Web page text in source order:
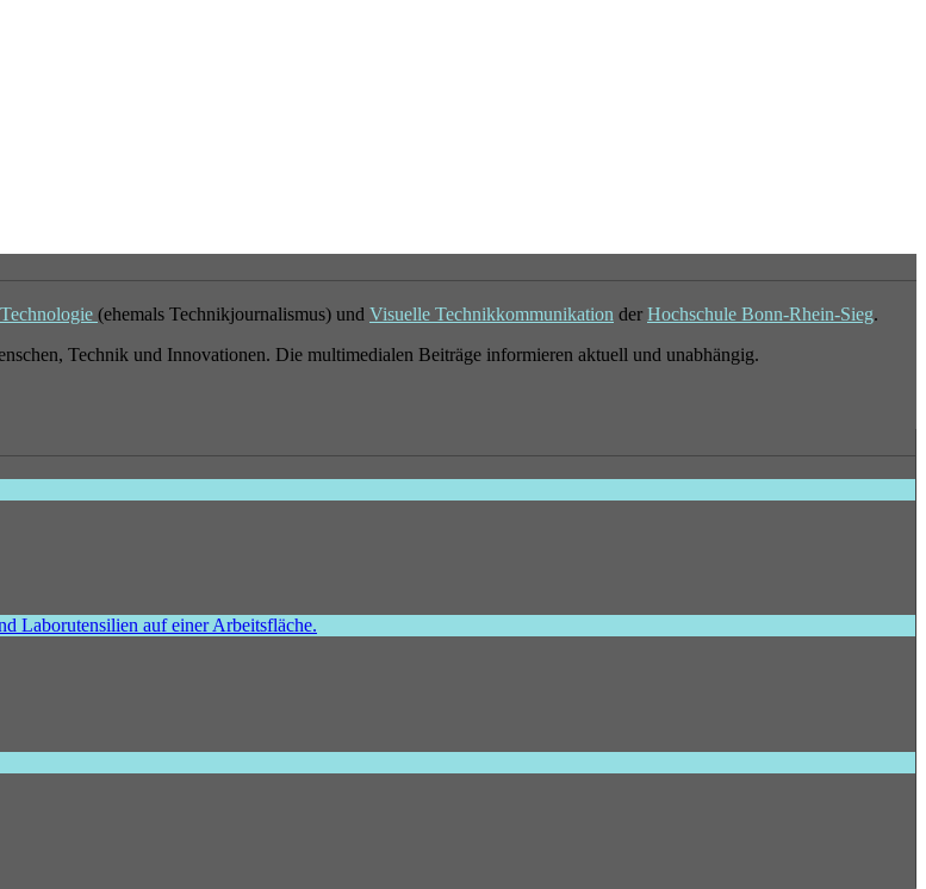
(ehemals Technikjournalismus) und Visuelle Technikkommunikation der Hochschule Bonn-Rhein-Sieg.
Technik und Innovationen. Die multimedialen Beiträge informieren aktuell und unabhängig.